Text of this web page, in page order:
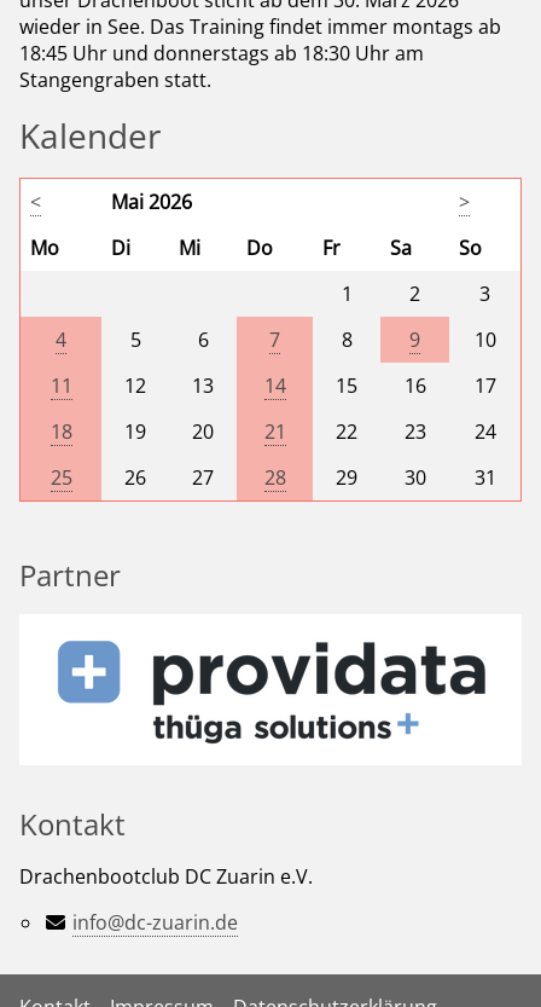
wieder in See. Das Training findet immer montags ab
18:45 Uhr und donnerstags ab 18:30 Uhr am
Stangengraben statt.
Kalender
< Mai 2026
>
Mo
Di Mi Do Fr Sa
So
1
2
3
4
5 6 7 8 9
10
11
12 13 14 15 16
17
18
19 20 21 22 23
24
25
26 27 28 29 30 31
Partner
Kontakt
Drachenbootclub DC Zuarin e.V.
info@dc-zuarin.de